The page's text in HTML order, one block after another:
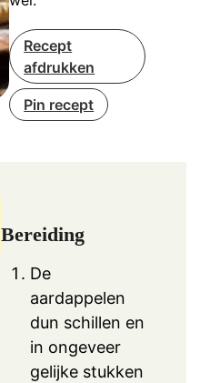
Recept
afdrukken
Pin recept
Bereiding
De
aardappelen
dun schillen en
in ongeveer
gelijke stukken